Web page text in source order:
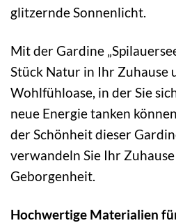
glitzernde Sonnenlicht.
Mit der Gardine
Stück Natur in Ihr Zuhause
Wohlfühloase, in der Sie
neue Energie tanken
der Schönheit dieser
verwandeln Sie Ihr
Geborgenheit.
Hochwertige Materialien